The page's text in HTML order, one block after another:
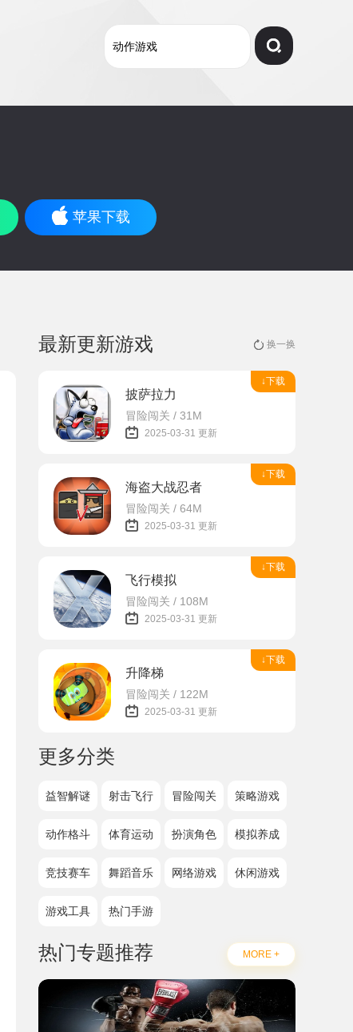
苹果下载
最新更新游戏 换一换
↓下载
披萨拉力
冒险闯关 / 31M
2025-03-31 更新
↓下载
海盗大战忍者
冒险闯关 / 64M
2025-03-31 更新
↓下载
飞行模拟
冒险闯关 / 108M
2025-03-31 更新
↓下载
升降梯
冒险闯关 / 122M
2025-03-31 更新
更多分类
益智解谜 射击飞行 冒险闯关 策略游戏
动作格斗 体育运动 扮演角色 模拟养成
竞技赛车 舞蹈音乐 网络游戏 休闲游戏
游戏工具 热门手游
热门专题推荐 MORE +